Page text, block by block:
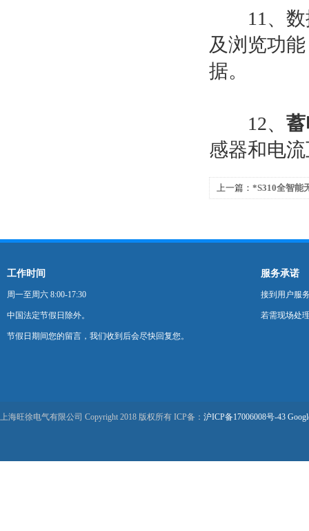
11、数据
及浏览功
据。
12、
感器和电
上一篇： *S310全智能
工作时间
周一至周六 8:00-17:30
中国法定节假日除外。
节假日期间您的留言，我们收到后会尽快回复您。
服务承诺
接到用户服
若需现场处
上海旺徐电气有限公司 Copyright 2018 版权所有 ICP备： 沪ICP备17006008号-43